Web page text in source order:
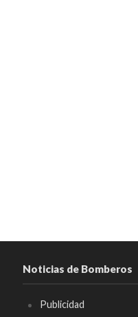
Noticias de Bomberos
Publicidad